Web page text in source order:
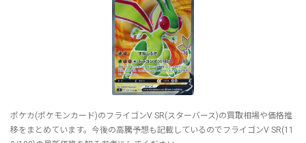
ポケカ(ポケモンカード)のフライゴンV SR(スターバース)の買取相場や価格推
移をまとめています。今後の高騰予想も記載しているのでフライゴンV SR(11